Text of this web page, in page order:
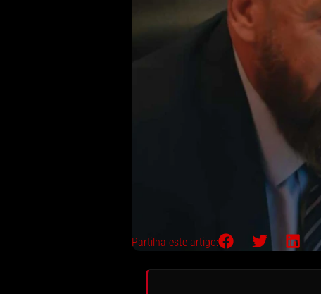
Partilha este artigo: